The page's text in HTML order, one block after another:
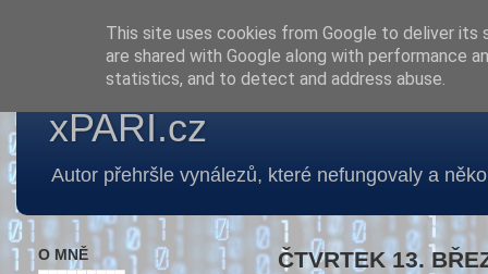
xPARI.cz
Autor přehršle vynálezů, které nefungovaly a
ČTVRTEK 13.
O MNĚ
This site uses cookies from Google to deliver its
are shared with Google along with performance
statistics, and to detect and address abuse.